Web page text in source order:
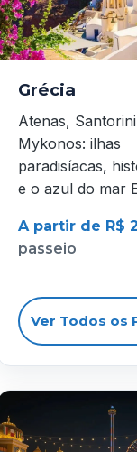
Grécia
Atenas,
Mykonos: ilhas
paradisíacas,
e o azul do mar
A partir de R$
passeio
Ver Todos os